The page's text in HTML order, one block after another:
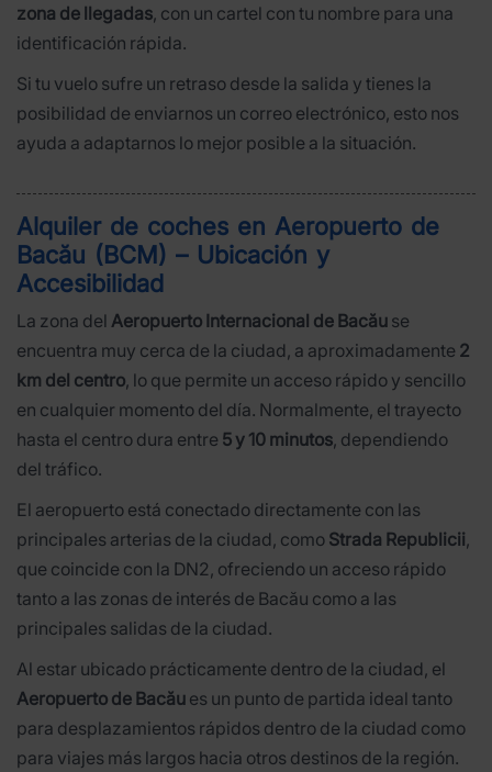
zona de llegadas, con un cartel con tu nombre para una
identificación rápida.
Si tu vuelo sufre un retraso desde la salida y tienes la
posibilidad de enviarnos un correo electrónico, esto nos
ayuda a adaptarnos lo mejor posible a la situación.
Alquiler de coches en Aeropuerto de
Bacău (BCM) – Ubicación y
Accesibilidad
La zona del Aeropuerto Internacional de Bacău se
encuentra muy cerca de la ciudad, a aproximadamente 2
km del centro, lo que permite un acceso rápido y sencillo
en cualquier momento del día. Normalmente, el trayecto
hasta el centro dura entre 5 y 10 minutos, dependiendo
del tráfico.
El aeropuerto está conectado directamente con las
principales arterias de la ciudad, como Strada Republicii,
que coincide con la DN2, ofreciendo un acceso rápido
tanto a las zonas de interés de Bacău como a las
principales salidas de la ciudad.
Al estar ubicado prácticamente dentro de la ciudad, el
Aeropuerto de Bacău es un punto de partida ideal tanto
para desplazamientos rápidos dentro de la ciudad como
para viajes más largos hacia otros destinos de la región.